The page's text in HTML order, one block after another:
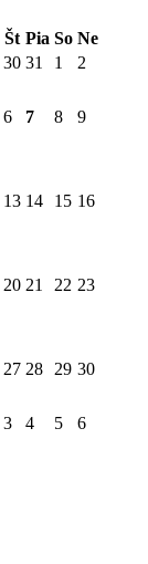
Št Pia So Ne
30 31 1 2
6 7 8 9
13 14 15 16
20 21 22 23
27 28 29 30
3 4 5 6